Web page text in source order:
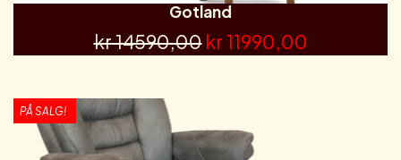
Gotland
kr 14590,00 kr 11990,00
PÅ SALG!